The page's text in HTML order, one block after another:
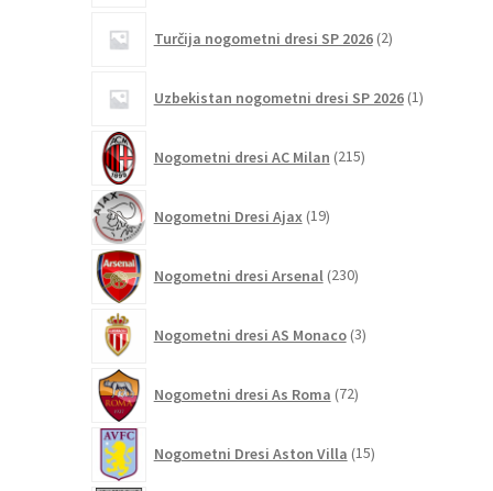
Turčija nogometni dresi SP 2026 2izdelka
Uzbekistan nogometni dresi SP 2026 1izdelek
Nogometni dresi AC Milan 215izdelkov
Nogometni Dresi Ajax 19izdelkov
Nogometni dresi Arsenal 230izdelkov
Nogometni dresi AS Monaco 3izdelki
Nogometni dresi As Roma 72izdelkov
Nogometni Dresi Aston Villa 15izdelkov